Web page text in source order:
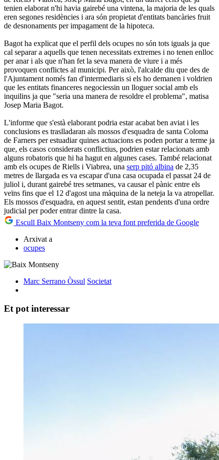
tenien elaborat n'hi havia gairebé una vintena, la majoria de les quals
eren segones residències i ara són propietat d'entitats bancàries fruit
de desnonaments per impagament de la hipoteca.
Bagot ha explicat que el perfil dels ocupes no són tots iguals ja que
cal separar a aquells que tenen necessitats extremes i no tenen enlloc
per anar i als que n'han fet la seva manera de viure i a més
provoquen conflictes al municipi. Per això, l'alcalde diu que des de
l'Ajuntament només fan d'intermediaris si els ho demanen i voldrien
que les entitats financeres negociessin un lloguer social amb els
inquilins ja que "seria una manera de resoldre el problema", matisa
Josep Maria Bagot.
L'informe que s'està elaborant podria estar acabat ben aviat i les
conclusions es traslladaran als mossos d'esquadra de santa Coloma
de Farners per estuadiar quines actuacions es poden portar a terme ja
que, els casos considerats conflictius, podrien estar relacionats amb
alguns robatoris que hi ha hagut en algunes cases. També relacionat
amb els ocupes de Riells i Viabrea, una serp pitó albina de 2,35
metres de llargada es va escapar d'una casa ocupada el passat 24 de
juliol i, durant gairebé tres setmanes, va causar el pànic entre els
veïns fins que el 12 d'agost una màquina de la neteja la va atropellar.
Els mossos d'esquadra, en aquest sentit, estan pendents d'una ordre
judicial per poder entrar dintre la casa.
Escull Baix Montseny com la teva font preferida de Google
Arxivat a
ocupes
Marc Serrano Òssul Societat
Et pot interessar